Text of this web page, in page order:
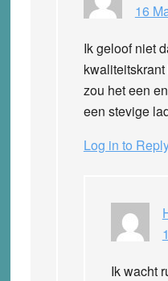
16
Ik geloof niet
zou het een
een stevige
Log in to
Ik wacht